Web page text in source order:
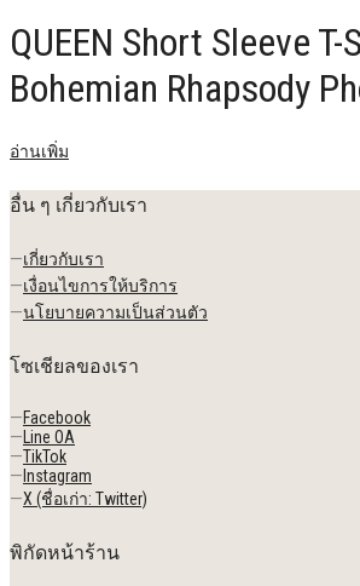
QUEEN Short Sleeve T-
Bohemian Rhapsody
อ่านเพิ่ม
อื่น ๆ เกี่ยวกับเรา
—เกี่ยวกับเรา
—เงื่อนไขการให้บริการ
—นโยบายความเป็นส่วนตัว
โซเชียลของเรา
—Facebook
— Line OA
—TikTok
— Instagram
—X (ชื่อเก่า: Twitter)
พิกัดหน้าร้าน